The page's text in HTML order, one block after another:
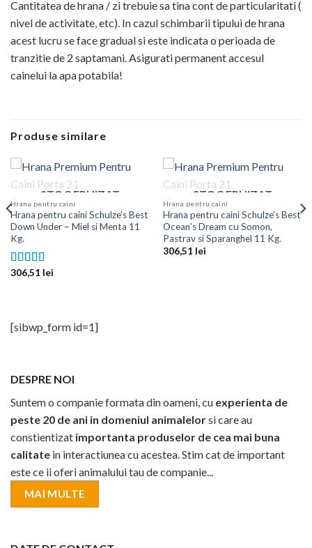
Cantitatea de hrana / zi trebuie sa tina cont de particularitati (
nivel de activitate, etc). In cazul schimbarii tipului de hrana
acest lucru se face gradual si este indicata o perioada de
tranzitie de 2 saptamani. Asigurati permanent accesul
cainelui la apa potabila!
Produse similare
STOC EPUIZAT
Hrana pentru caini
Hrana pentru caini Schulze’s Best
Down Under – Miel si Menta 11
Kg.
Evaluat la
306,51 lei
STOC EPUIZAT
Hrana pentru caini
Hrana pentru caini Schulze’s Best
Ocean’s Dream cu Somon,
Pastrav si Sparanghel 11 Kg.
306,51 lei
[sibwp_form id=1]
DESPRE NOI
Suntem o companie formata din oameni, cu experienta de
peste 20 de ani in domeniul animalelorsi care au
constientizat importanta produselor de cea mai buna
calitate in interactiunea cu acestea. Stim cat de important
este ce ii oferi animalului tau de companie...
MAI MULTE